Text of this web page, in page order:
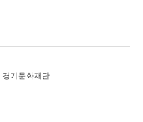
경기문화재단